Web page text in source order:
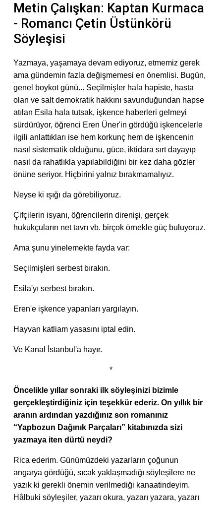
Metin Çalışkan: Kaptan Kurmaca
- Romancı Çetin Üstünkörü
Söyleşisi
Yazmaya, yaşamaya devam ediyoruz, etmemiz gerek
ama gündemin fazla değişmemesi en önemlisi. Bugün,
genel boykot günü... Seçilmişler hala hapiste, hasta
olan ve salt demokratik hakkını savunduğundan hapse
atılan Esila hala tutsak, işkence haberleri gelmeyi
sürdürüyor, öğrenci Eren Üner'in gördüğü işkencelerle
ilgili anlattıkları ise hem korkunç hem de işkencenin
nasıl sistematik olduğunu, güce, iktidara sırt dayayıp
nasıl da rahatlıkla yapılabildiğini bir kez daha gözler
önüne seriyor. Hiçbirini yalnız bırakmamalıyız.
Neyse ki ışığı da görebiliyoruz.
Çifçilerin isyanı, öğrencilerin direnişi, gerçek
hukukçuların net tavrı vb. birçok örnekle güç buluyoruz.
Ama şunu yinelemekte fayda var:
Seçilmişleri serbest bırakın.
Esila'yı serbest bırakın.
Eren'e işkence yapanları yargılayın.
Hayvan katliam yasasını iptal edin.
Ve Kanal İstanbul'a hayır.
*
Öncelikle yıllar sonraki ilk söyleşinizi bizimle
gerçekleştirdiğiniz için teşekkür ederiz. On yıllık bir
aranın ardından yazdığınız son romanınız
“Yapbozun Dağınık Parçaları” kitabınızda sizi
yazmaya iten dürtü neydi?
Rica ederim. Günümüzdeki yazarların çoğunun
angarya gördüğü, sıcak yaklaşmadığı söyleşilere ne
yazık ki gerekli önemin verilmediği kanaatindeyim.
Hâlbuki söyleşiler, yazarı okura, yazarı yazara, yazarı